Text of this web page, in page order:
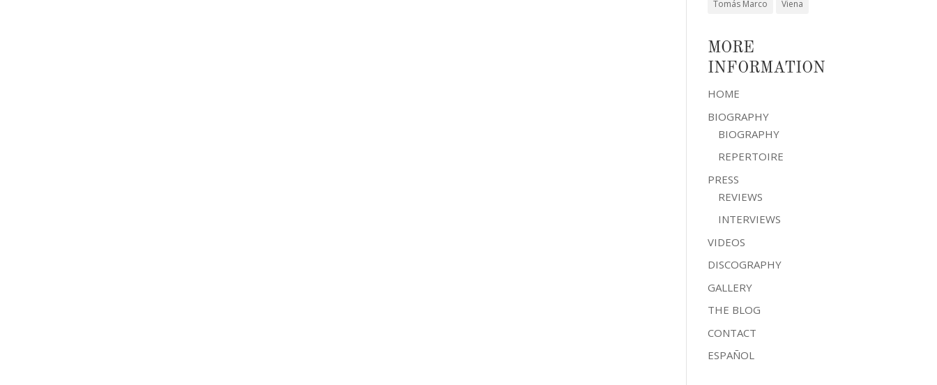
Tomás Marco
Viena
MORE
INFORMATION
HOME
BIOGRAPHY
BIOGRAPHY
REPERTOIRE
PRESS
REVIEWS
INTERVIEWS
VIDEOS
DISCOGRAPHY
GALLERY
THE BLOG
CONTACT
ESPAÑOL